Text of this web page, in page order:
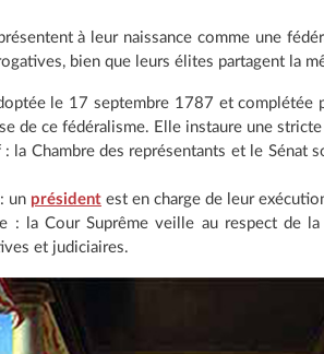
à leur naissance comme une
bien que leurs élites partagent la
le 17 septembre 1787 et complétée
de ce fédéralisme. Elle instaure une
la Chambre des représentants et le Sénat
un président est en charge de leur
: la Cour Suprême veille au respect de
et judiciaires.